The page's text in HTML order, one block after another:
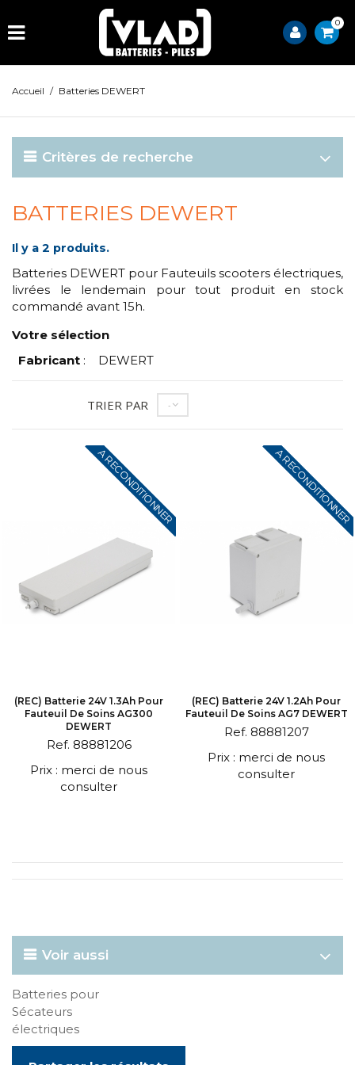
0
Accueil / Batteries DEWERT
Critères de recherche
BATTERIES DEWERT
Il y a 2 produits.
Batteries DEWERT pour Fauteuils scooters électriques,
livrées le lendemain pour tout produit en stock
commandé avant 15h.
Votre sélection
Fabricant : DEWERT
TRIER PAR --
A RECONDITIONNER
(REC) Batterie 24V 1.3Ah Pour
Fauteuil De Soins AG300
DEWERT
Ref. 88881206
Prix : merci de nous
consulter
A RECONDITIONNER
(REC) Batterie 24V 1.2Ah Pour
Fauteuil De Soins AG7 DEWERT
Ref. 88881207
Prix : merci de nous
consulter
Voir aussi
Batteries pour
Sécateurs
électriques